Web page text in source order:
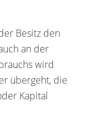
Besitz den
an der
wird
übergeht, die
Kapital